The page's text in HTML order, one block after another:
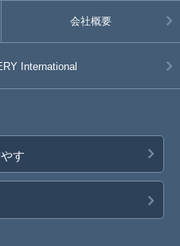
会社概要
International
す